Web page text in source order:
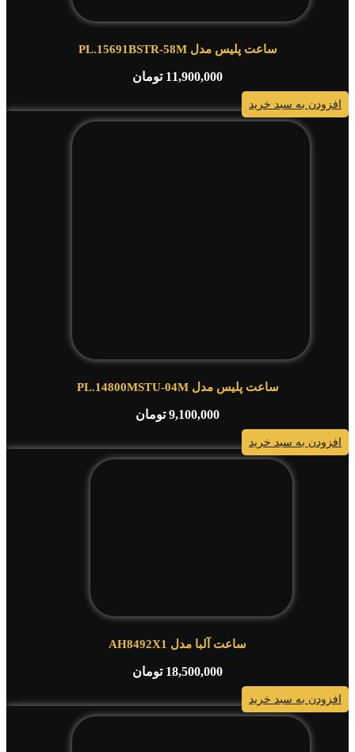
ساعت پلیس مدل PL.15691BSTR-58M
11,900,000 تومان
افزودن به سبد خرید
ساعت پلیس مدل PL.14800MSTU-04M
9,100,000 تومان
افزودن به سبد خرید
ساعت آلبا مدل AH8492X1
18,500,000 تومان
افزودن به سبد خرید